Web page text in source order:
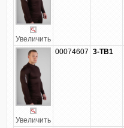
Увеличить
Увеличить
00074607 3-TB1